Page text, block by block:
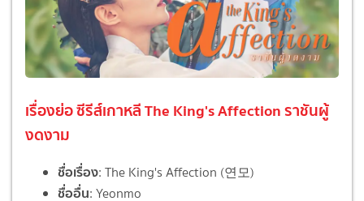
เรื่องย่อ ซีรีส์เกาหลี The King's Affection ราชันผู้
งดงาม
ชื่อเรื่อง: The King's Affection (연모)
ชื่ออื่น: Yeonmo